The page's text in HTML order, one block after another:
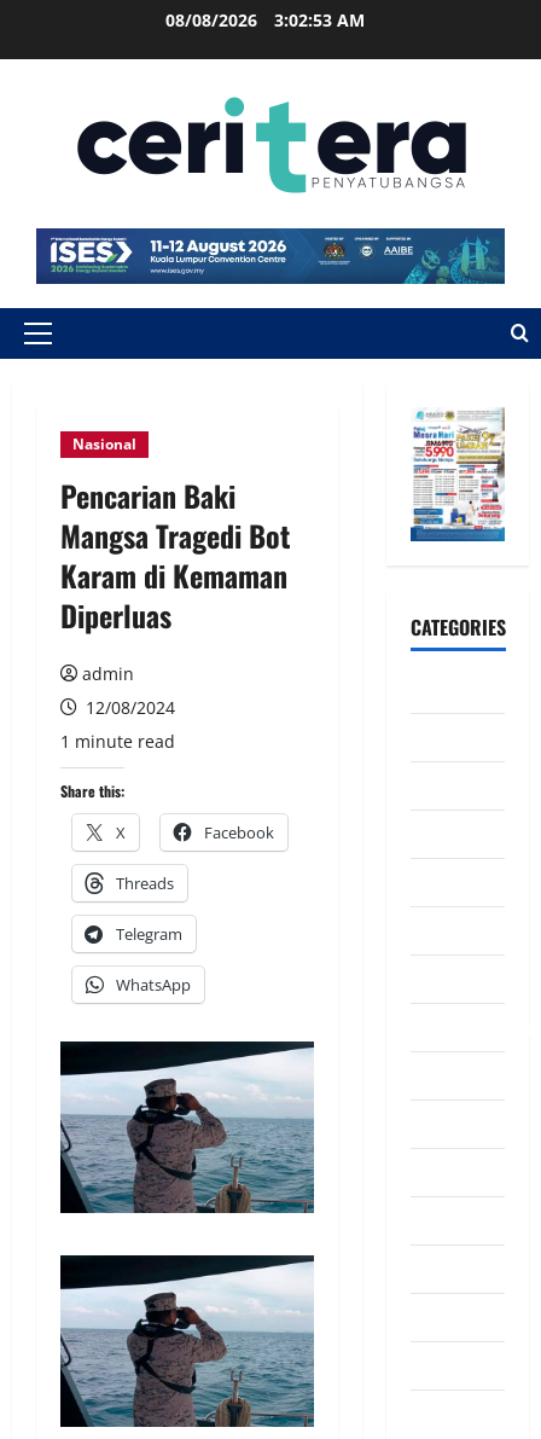
08/08/2026 3:02:54 AM
Nasional
Pencarian Baki
Mangsa Tragedi Bot
Karam di Kemaman
Diperluas
admin
12/08/2024
1 minute read
Share this:
X Facebook
Threads
Telegram
WhatsApp
CATEGORIES